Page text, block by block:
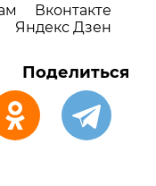
Вконтакте
Яндекс Дзен
Поделиться